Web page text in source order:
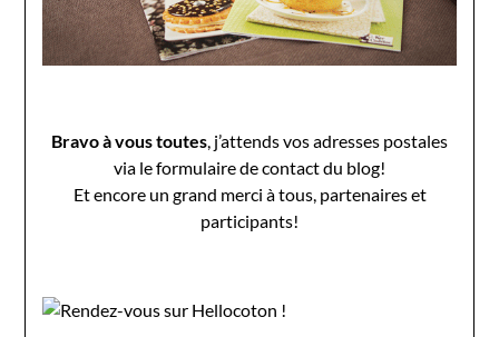
Bravo à vous toutes , j’attends vos adresses postales
via le formulaire de contact du blog!
Et encore un grand merci à tous, partenaires et
participants!